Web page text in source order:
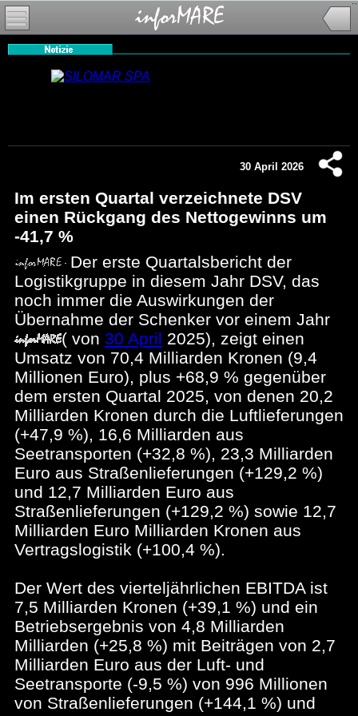
30 April 2026
Im ersten Quartal verzeichnete DSV
einen Rückgang des Nettogewinns um
-41,7 %
Der erste Quartalsbericht der
Logistikgruppe in diesem Jahr DSV, das
noch immer die Auswirkungen der
Übernahme der Schenker vor einem Jahr
( von 30 April 2025), zeigt einen
Umsatz von 70,4 Milliarden Kronen (9,4
Millionen Euro), plus +68,9 % gegenüber
dem ersten Quartal 2025, von denen 20,2
Milliarden Kronen durch die Luftlieferungen
(+47,9 %), 16,6 Milliarden aus
Seetransporten (+32,8 %), 23,3 Milliarden
Euro aus Straßenlieferungen (+129,2 %)
und 12,7 Milliarden Euro aus
Straßenlieferungen (+129,2 %) sowie 12,7
Milliarden Euro Milliarden Kronen aus
Vertragslogistik (+100,4 %).
Der Wert des vierteljährlichen EBITDA ist
7,5 Milliarden Kronen (+39,1 %) und ein
Betriebsergebnis von 4,8 Milliarden
Milliarden (+25,8 %) mit Beiträgen von 2,7
Milliarden Euro aus der Luft- und
Seetransporte (-9,5 %) von 996 Millionen
von Straßenlieferungen (+144,1 %) und